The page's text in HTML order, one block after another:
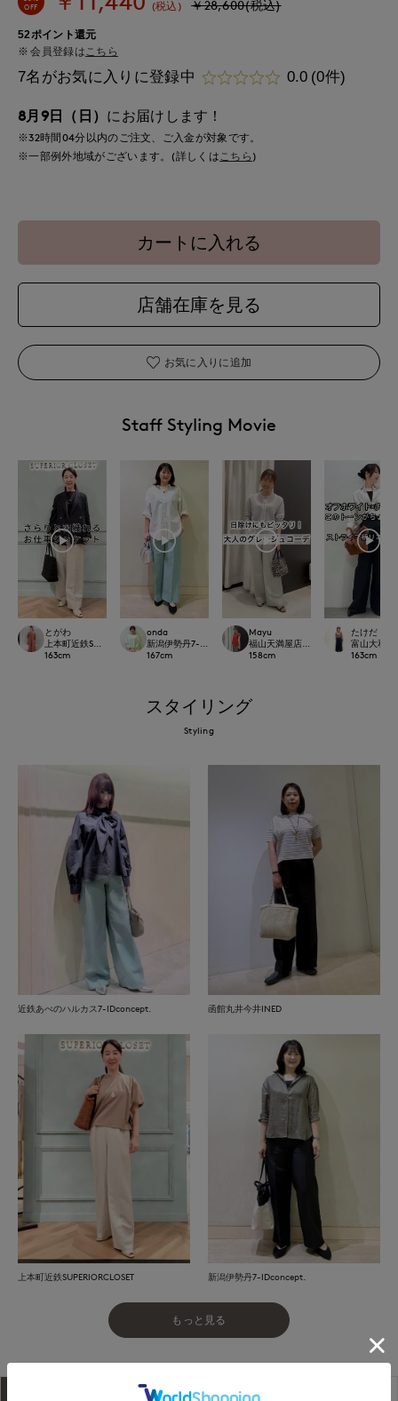
OFF
(税込) ￥28,600(税込)
52ポイント還元
会員登録は こちら
7名がお気に入りに登録中 0.0 (0件)
8月9日（日） にお届けします！
※32時間04分以内のご注文、ご入金が対象です。
※一部例外地域がございます。(詳しくはこちら )
カートに入れる
店舗在庫を見る
お気に入りに追加
Staff Styling Movie
とがわ
上本町近鉄SUPERIORCLOSET
163cm
onda
新潟伊勢丹7-IDconcept.
167cm
Mayu
福山天満屋店INED/7-IDconcept./
158cm
たけだ
富山大和
163cm
スタイリング
Styling
近鉄あべのハルカス7-IDconcept. 函館丸井今井INED
上本町近鉄SUPERIORCLOSET 新潟伊勢丹7-IDconcept.
もっと見る
サイズ詳細